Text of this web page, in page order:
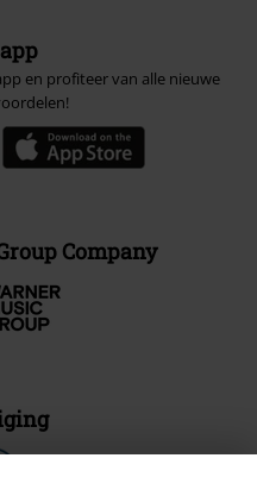
en profiteer van alle nieuwe
Company